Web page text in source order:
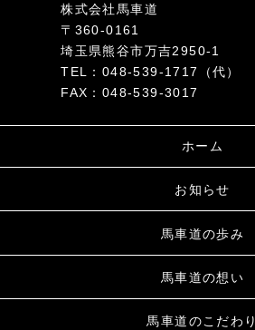
株式会社馬車道
〒360-0161
埼玉県熊谷市万吉2950-1
TEL：048-539-1717（代）
FAX：048-539-3017
ホーム
お知らせ
馬車道の歩み
馬車道の想い
馬車道のこだわり